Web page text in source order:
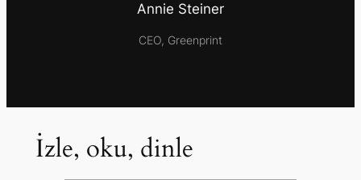
Annie Steiner
CEO, Greenprint
İzle, oku, dinle